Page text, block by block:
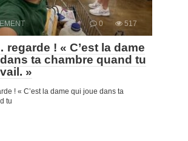
0 517
regarde ! « C’est la dame
ta chambre quand tu
»
! « C’est la dame qui joue dans ta
tu